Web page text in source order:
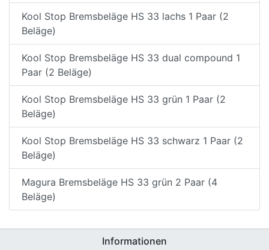
Kool Stop Bremsbeläge HS 33 lachs 1 Paar (2
Beläge)
Kool Stop Bremsbeläge HS 33 dual compound 1
Paar (2 Beläge)
Kool Stop Bremsbeläge HS 33 grün 1 Paar (2
Beläge)
Kool Stop Bremsbeläge HS 33 schwarz 1 Paar (2
Beläge)
Magura Bremsbeläge HS 33 grün 2 Paar (4
Beläge)
Informationen